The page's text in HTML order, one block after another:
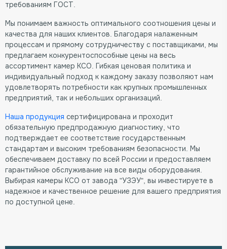
требованиям ГОСТ.
Мы понимаем важность оптимального соотношения цены и
качества для наших клиентов. Благодаря налаженным
процессам и прямому сотрудничеству с поставщиками, мы
предлагаем конкурентоспособные цены на весь
ассортимент камер КСО. Гибкая ценовая политика и
индивидуальный подход к каждому заказу позволяют нам
удовлетворять потребности как крупных промышленных
предприятий, так и небольших организаций.
Наша продукция сертифицирована и проходит
обязательную предпродажную диагностику, что
подтверждает ее соответствие государственным
стандартам и высоким требованиям безопасности. Мы
обеспечиваем доставку по всей России и предоставляем
гарантийное обслуживание на все виды оборудования.
Выбирая камеры КСО от завода "УЗЭУ", вы инвестируете в
надежное и качественное решение для вашего предприятия
по доступной цене.